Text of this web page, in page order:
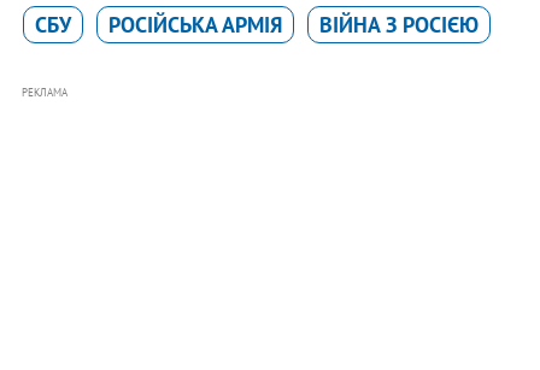
СБУ РОСІЙСЬКА АРМІЯ ВІЙНА З РОСІЄЮ
РЕКЛАМА